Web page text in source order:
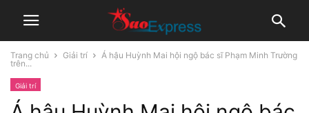
Trang chủ Giải trí
Á hậu Huỳnh Mai hội ngộ bác sĩ Phạm Minh Trường
trên...
Giải trí